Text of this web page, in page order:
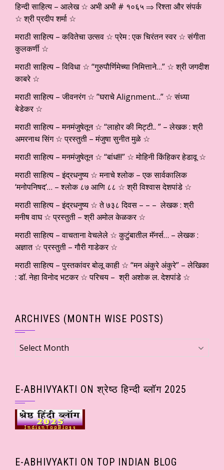
हिन्दी साहित्य – आलेख ☆ अभी अभी # १०६५ ⇒ रिश्ता और संपर्क
☆ श्री प्रदीप शर्मा ☆
मराठी साहित्य – कवितेचा उत्सव ☆ प्रेम : एक चिरंतन स्वर ☆ संगीता
कुलकर्णी ☆
मराठी साहित्य – विविधा ☆ “गुरुपौर्णिमेच्या निमित्ताने…” ☆ श्री जगदीश
काबरे ☆
मराठी साहित्य – जीवनरंग ☆ ”घराचे Alignment…” ☆ संध्या
बेडेकर ☆
मराठी साहित्य – मनमंजुषेतून ☆ “लाहोर की मिट्टी.. ” – लेखक : श्री
अमरनाथ सिंग ☆ प्रस्तुती – मंजुषा सुनीत मुळे ☆
मराठी साहित्य – मनमंजुषेतून ☆ “बांध!!!” ☆ मोहिनी किंहिकर हेडावू ☆
मराठी साहित्य – इंद्रधनुष्य ☆ मनाचे श्लोक – एक सार्वकालिक
‘मनोपनिषद’… – श्लोक ८७ आणि ८८ ☆ श्री विश्वास देशपांडे ☆
मराठी साहित्य – इंद्रधनुष्य ☆ ते ७३८ दिवस – – – लेखक : श्री
मनीष वाघ ☆ प्रस्तुती – श्री अमोल केळकर ☆
मराठी साहित्य – वाचताना वेचलेले ☆ कुटुंबातील मॅनर्स… – लेखक :
अज्ञात ☆ प्रस्तुती – गौरी गाडेकर ☆
मराठी साहित्य – पुस्तकांवर बोलू काही ☆ “मन अंकुरे अंकुरे” – लेखिका
: डॉ. नेहा विनोद भटकर ☆ परिचय – श्री अशोक ल. देशपांडे ☆
ARCHIVES (MONTH WISE POSTS)
Archives
(Month
E-ABHIVYAKTI ON श्रेष्ठ हिन्दी ब्लॉग 2025
E-ABHIVYAKTI ON TOP INDIAN BLOG